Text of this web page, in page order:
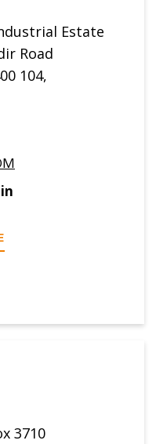
Estate
Road
104,
3710